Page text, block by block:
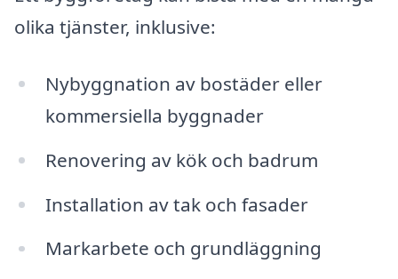
olika tjänster, inklusive:
Nybyggnation av bostäder eller
kommersiella byggnader
Renovering av kök och badrum
Installation av tak och fasader
Markarbete och grundläggning